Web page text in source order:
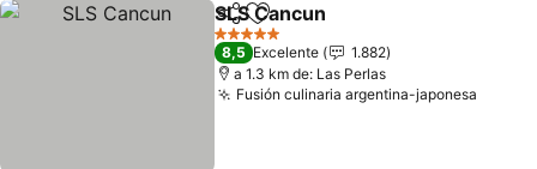
CompartirAgregar a favoritos
SLS Cancun
5 Estrellas
8,5 Excelente
1.882
a 1.3 km de: Las Perlas
Fusión culinaria argentina-japonesa